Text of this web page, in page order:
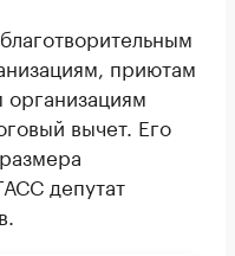
приютам
вычет. Его
депутат